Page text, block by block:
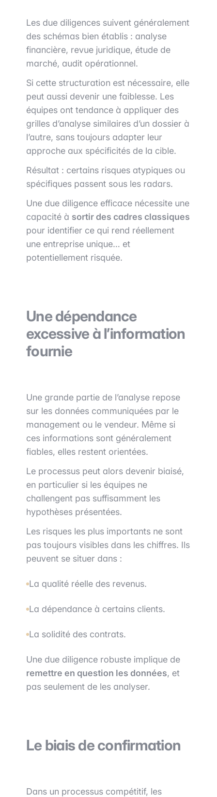
Les due diligences suivent généralement
des schémas bien établis : analyse
financière, revue juridique, étude de
marché, audit opérationnel.
Si cette structuration est nécessaire, elle
peut aussi devenir une faiblesse. Les
équipes ont tendance à appliquer des
grilles d’analyse similaires d’un dossier à
l’autre, sans toujours adapter leur
approche aux spécificités de la cible.
Résultat : certains risques atypiques ou
spécifiques passent sous les radars.
Une due diligence efficace nécessite une
capacité à sortir des cadres classiques
pour identifier ce qui rend réellement
une entreprise unique… et
potentiellement risquée.
Une dépendance
excessive à l’information
fournie
Une grande partie de l’analyse repose
sur les données communiquées par le
management ou le vendeur. Même si
ces informations sont généralement
fiables, elles restent orientées.
Le processus peut alors devenir biaisé,
en particulier si les équipes ne
challengent pas suffisamment les
hypothèses présentées.
Les risques les plus importants ne sont
pas toujours visibles dans les chiffres. Ils
peuvent se situer dans :
La qualité réelle des revenus.
La dépendance à certains clients.
La solidité des contrats.
Une due diligence robuste implique de
remettre en question les données, et
pas seulement de les analyser.
Le biais de confirmation
Dans un processus compétitif, les